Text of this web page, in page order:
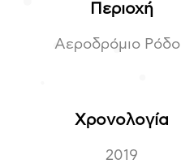
Περιοχή
Αεροδρόμιο
Χρονολογία
2019